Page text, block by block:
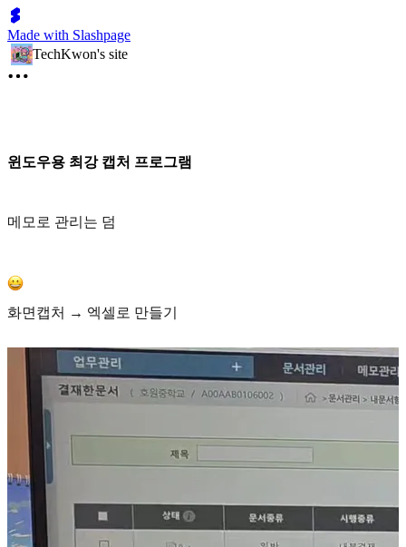
Made with Slashpage
TechKwon's site
윈도우용 최강 캡처 프로그램
메모로 관리는 덤
화면캡처 → 엑셀로 만들기